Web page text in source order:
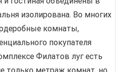
изолирована. Во многих
комнаты,
покупателя
Филатов луг есть
только метраж комнат, но